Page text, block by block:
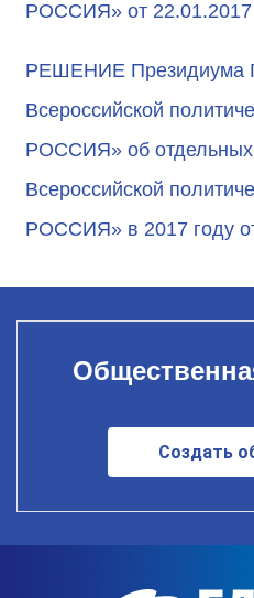
РОССИЯ» от 22.01.2017
РЕШЕНИЕ Президиума
Всероссийской
РОССИЯ» об отдельных
Всероссийской
РОССИЯ» в 2017 году
Создать